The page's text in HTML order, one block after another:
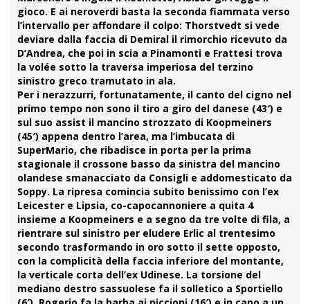
gioco. E ai neroverdi basta la seconda fiammata verso
l’intervallo per affondare il colpo: Thorstvedt si vede
deviare dalla faccia di Demiral il rimorchio ricevuto da
D’Andrea, che poi in scia a Pinamonti e Frattesi trova
la volée sotto la traversa imperiosa del terzino
sinistro greco tramutato in ala.
Per i nerazzurri, fortunatamente, il canto del cigno nel
primo tempo non sono il tiro a giro del danese (43′) e
sul suo assist il mancino strozzato di Koopmeiners
(45′) appena dentro l’area, ma l’imbucata di
SuperMario, che ribadisce in porta per la prima
stagionale il crossone basso da sinistra del mancino
olandese smanacciato da Consigli e addomesticato da
Soppy. La ripresa comincia subito benissimo con l’ex
Leicester e Lipsia, co-capocannoniere a quita 4
insieme a Koopmeiners e a segno da tre volte di fila, a
rientrare sul sinistro per eludere Erlic al trentesimo
secondo trasformando in oro sotto il sette opposto,
con la complicità della faccia inferiore del montante,
la verticale corta dell’ex Udinese. La torsione del
mediano destro sassuolese fa il solletico a Sportiello